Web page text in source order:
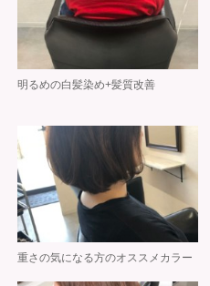
明るめの白髪染め+髪質改善
重さの気になる方のオススメカラー